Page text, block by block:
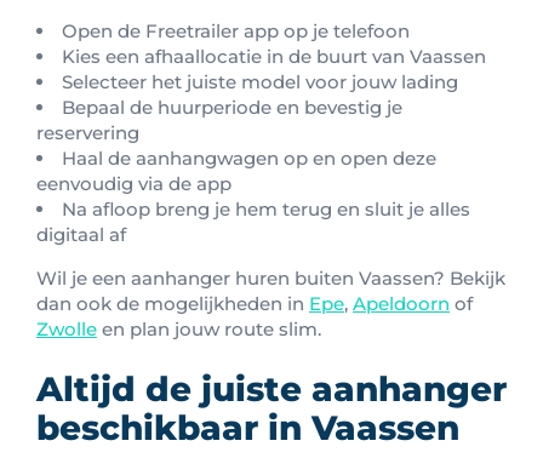
Open de Freetrailer app op je telefoon
Kies een afhaallocatie in de buurt van Vaassen
Selecteer het juiste model voor jouw lading
Bepaal de huurperiode en bevestig je
reservering
Haal de aanhangwagen op en open deze
eenvoudig via de app
Na afloop breng je hem terug en sluit je alles
digitaal af
Wil je een aanhanger huren buiten Vaassen? Bekijk
dan ook de mogelijkheden in Epe, Apeldoorn of
Zwolle en plan jouw route slim.
Altijd de juiste aanhanger
beschikbaar in Vaassen